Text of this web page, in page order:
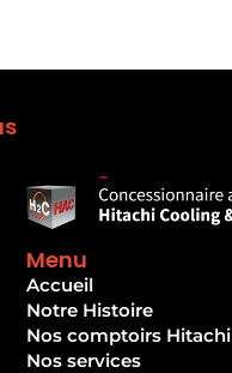
Menu
Accueil
Notre Histoire
Nos comptoirs Hitachi
Nos services